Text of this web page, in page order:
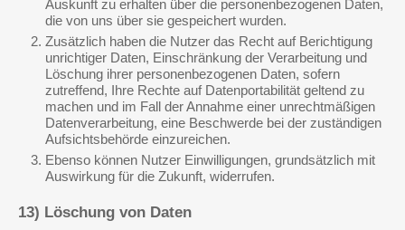
Auskunft zu erhalten über die personenbezogenen Daten,
die von uns über sie gespeichert wurden.
Zusätzlich haben die Nutzer das Recht auf Berichtigung
unrichtiger Daten, Einschränkung der Verarbeitung und
Löschung ihrer personenbezogenen Daten, sofern
zutreffend, Ihre Rechte auf Datenportabilität geltend zu
machen und im Fall der Annahme einer unrechtmäßigen
Datenverarbeitung, eine Beschwerde bei der zuständigen
Aufsichtsbehörde einzureichen.
Ebenso können Nutzer Einwilligungen, grundsätzlich mit
Auswirkung für die Zukunft, widerrufen.
13) Löschung von Daten